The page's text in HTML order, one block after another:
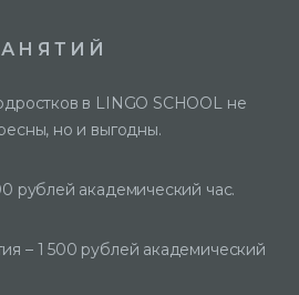
в LINGO SCHOOL не
но и выгодны.
рублей академический час.
– 1 500 рублей академический